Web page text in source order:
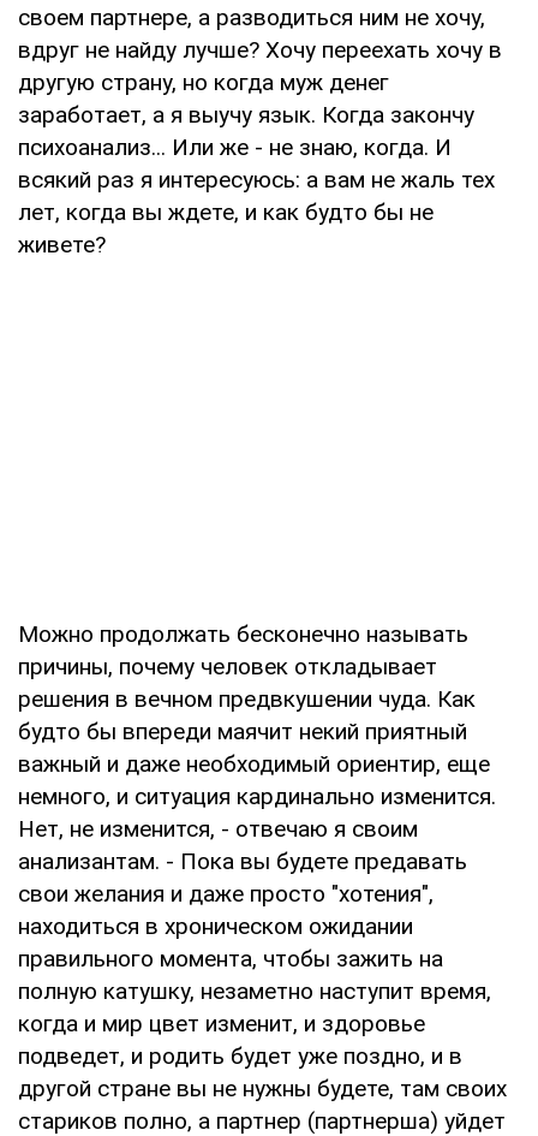
своем партнере, а разводиться ним не хочу,
вдруг не найду лучше? Хочу переехать хочу в
другую страну, но когда муж денег
заработает, а я выучу язык. Когда закончу
психоанализ... Или же - не знаю, когда. И
всякий раз я интересуюсь: а вам не жаль тех
лет, когда вы ждете, и как будто бы не
живете?
Можно продолжать бесконечно называть
причины, почему человек откладывает
решения в вечном предвкушении чуда. Как
будто бы впереди маячит некий приятный
важный и даже необходимый ориентир, еще
немного, и ситуация кардинально изменится.
Нет, не изменится, - отвечаю я своим
анализантам. - Пока вы будете предавать
свои желания и даже просто "хотения",
находиться в хроническом ожидании
правильного момента, чтобы зажить на
полную катушку, незаметно наступит время,
когда и мир цвет изменит, и здоровье
подведет, и родить будет уже поздно, и в
другой стране вы не нужны будете, там своих
стариков полно, а партнер (партнерша) уйдет